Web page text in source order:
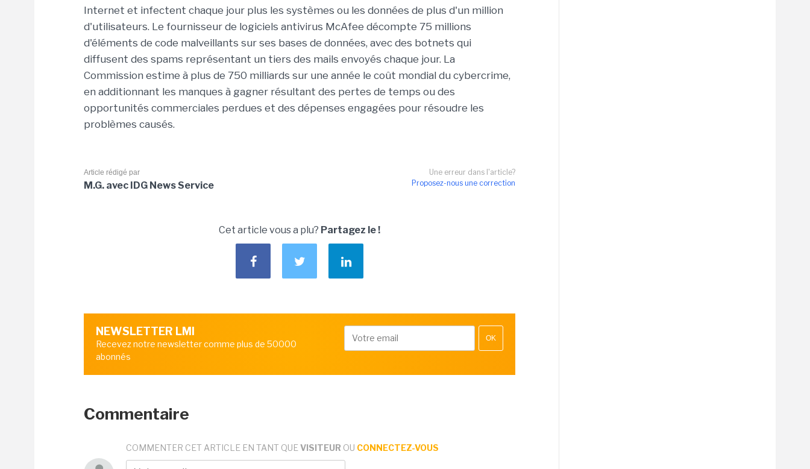
Internet et infectent chaque jour plus les systèmes ou les données de plus d'un million
d'utilisateurs. Le fournisseur de logiciels antivirus McAfee décompte 75 millions
d'éléments de code malveillants sur ses bases de données, avec des botnets qui
diffusent des spams représentant un tiers des mails envoyés chaque jour. La
Commission estime à plus de 750 milliards sur une année le coût mondial du cybercrime,
en additionnant les manques à gagner résultant des pertes de temps ou des
opportunités commerciales perdues et des dépenses engagées pour résoudre les
problèmes causés.
Une erreur dans l'article?
Proposez-nous une correction
Article rédigé par
M.G. avec IDG News Service
Cet article vous a plu? Partagez le !
NEWSLETTER LMI
Recevez notre newsletter comme plus de 50000
abonnés
OK
Commentaire
COMMENTER CET ARTICLE EN TANT QUE VISITEUR OU CONNECTEZ-VOUS